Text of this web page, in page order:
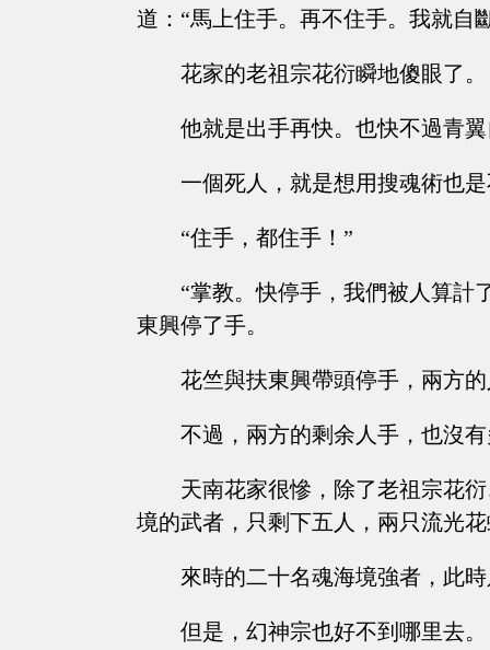
道：“馬上住手。再不住手。我就自
花家的老祖宗花衍瞬地傻眼了。
他就是出手再快。也快不過青
一個死人，就是想用搜魂術也
“住手，都住手！”
“掌教。快停手，我們被人算計
東興停了手。
花竺與扶東興帶頭停手，兩方
不過，兩方的剩余人手，也沒
天南花家很慘，除了老祖宗花
境的武者，只剩下五人，兩只流光
來時的二十名魂海境強者，此
但是，幻神宗也好不到哪里去。